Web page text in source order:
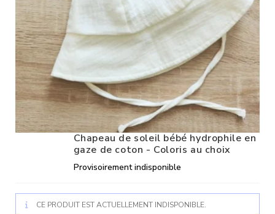
Chapeau de soleil bébé hydrophile en
gaze de coton - Coloris au choix
Provisoirement indisponible
CE PRODUIT EST ACTUELLEMENT INDISPONIBLE.